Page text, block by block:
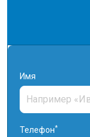
Имя
Телефон*